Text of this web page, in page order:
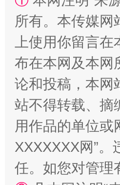
漫山遍野的桃花与雪山、麦地
所有。本传媒网
上使用你留言
布在本网及本网
论和投稿，本网
站不得转载、摘
用作品的单位或
XXXXXXX网”
任。如您对管理